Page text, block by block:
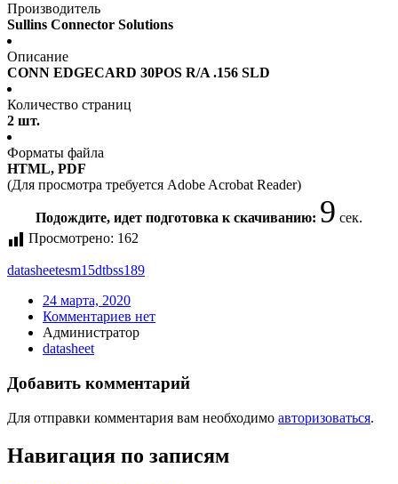
Производитель
Sullins Connector Solutions
Описание
CONN EDGECARD 30POS R/A .156 SLD
Количество страниц
2 шт.
Форматы файла
HTML, PDF
(Для просмотра требуется Adobe Acrobat Reader)
Подождите, идет подготовка к скачиванию: 9 сек.
Просмотрено: 162
datasheetesm15dtbss189
24 марта, 2020
Комментариев нет
Администратор
datasheet
Добавить комментарий
Для отправки комментария вам необходимо авторизоваться.
Навигация по записям